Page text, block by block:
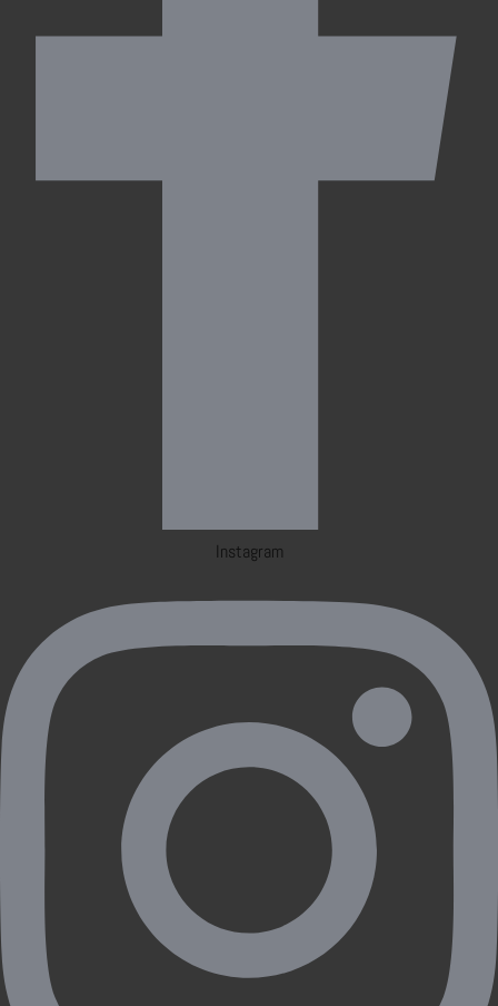
Instagram